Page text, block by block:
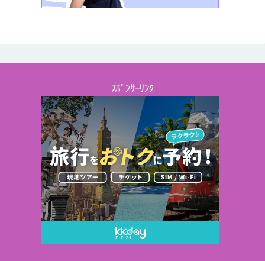
ｽﾎﾟﾝｻｰﾘﾝｸ